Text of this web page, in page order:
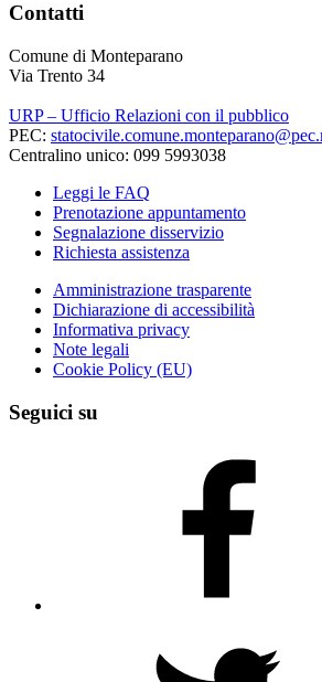
Contatti
Comune di Monteparano
Via Trento 34
URP – Ufficio Relazioni con il pubblico
PEC:
Centralino unico: 099 5993038
Leggi le FAQ
Prenotazione appuntamento
Segnalazione disservizio
Richiesta assistenza
Amministrazione trasparente
Dichiarazione di accessibilità
Informativa privacy
Note legali
Cookie Policy (EU)
Seguici su